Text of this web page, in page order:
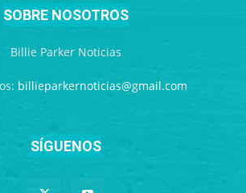
SOBRE NOSOTROS
Billie Parker Noticias
billieparkernoticias@gmail.com
SÍGUENOS